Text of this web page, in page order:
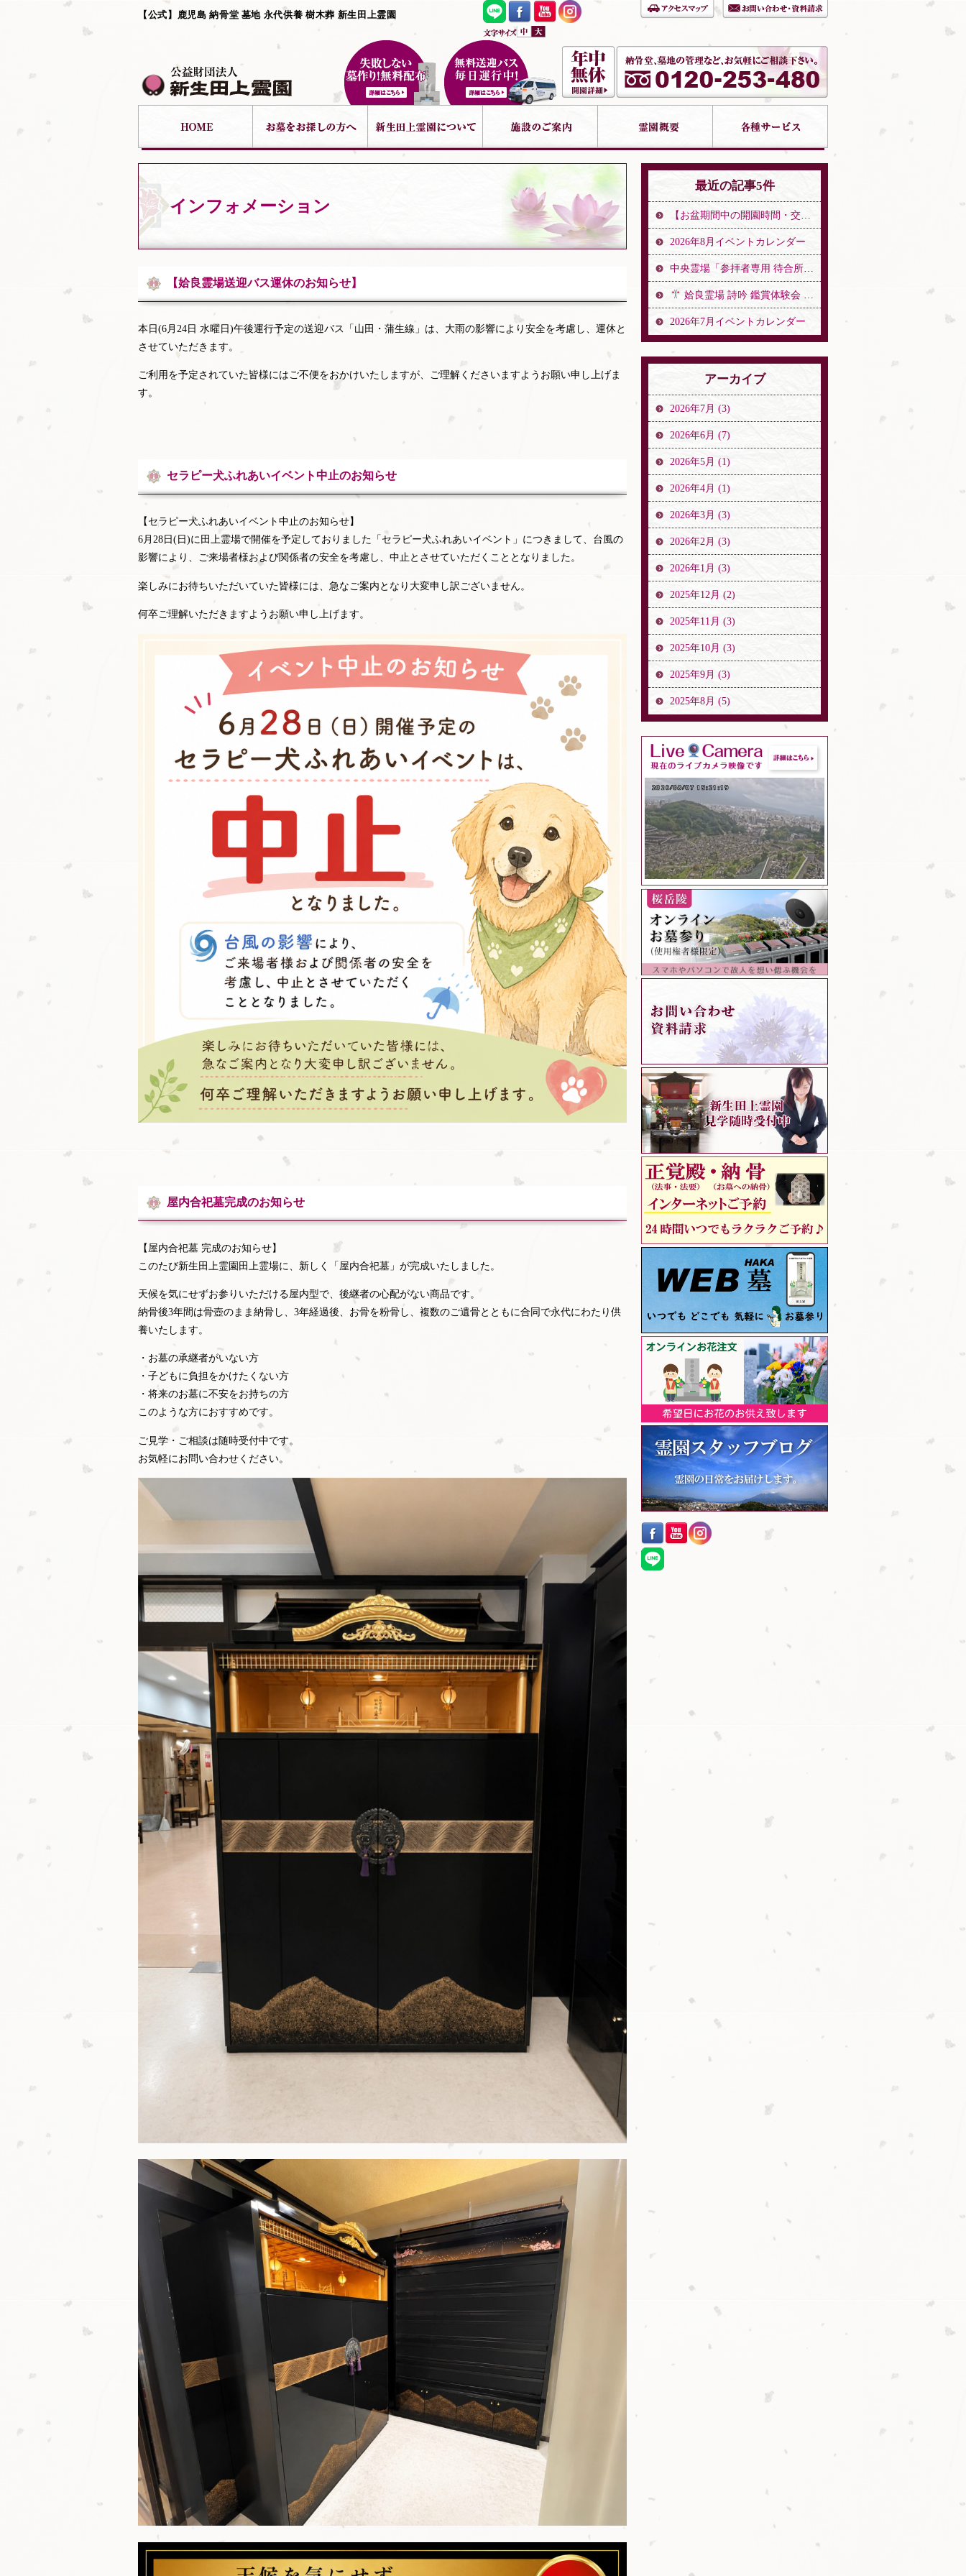
【公式】鹿児島 納骨堂 墓地 永代供養 樹木葬 新生田上霊園
インフォメーション
【姶良霊場送迎バス運休のお知らせ】
本日(6月24日 水曜日)午後運行予定の送迎バス「山田・蒲生線」は、大雨の影響により安全を考慮し、運休と
させていただきます。
ご利用を予定されていた皆様にはご不便をおかけいたしますが、ご理解くださいますようお願い申し上げま
す。
セラピー犬ふれあいイベント中止のお知らせ
【セラピー犬ふれあいイベント中止のお知らせ】
6月28日(日)に田上霊場で開催を予定しておりました「セラピー犬ふれあいイベント」につきまして、台風の
影響により、ご来場者様および関係者の安全を考慮し、中止とさせていただくこととなりました。
楽しみにお待ちいただいていた皆様には、急なご案内となり大変申し訳ございません。
何卒ご理解いただきますようお願い申し上げます。
屋内合祀墓完成のお知らせ
【屋内合祀墓 完成のお知らせ】
このたび新生田上霊園田上霊場に、新しく「屋内合祀墓」が完成いたしました。
天候を気にせずお参りいただける屋内型で、後継者の心配がない商品です。
納骨後3年間は骨壺のまま納骨し、3年経過後、お骨を粉骨し、複数のご遺骨とともに合同で永代にわたり供
養いたします。
・お墓の承継者がいない方
・子どもに負担をかけたくない方
・将来のお墓に不安をお持ちの方
このような方におすすめです。
ご見学・ご相談は随時受付中です。
お気軽にお問い合わせください。
最近の記事5件
【お盆期間中の開園時間・交通誘導警備のお知らせ】
2026年8月イベントカレンダー
中央霊場「参拝者専用 待合所」開設のお知らせ
姶良霊場 詩吟 鑑賞体験会 開催
2026年7月イベントカレンダー
アーカイブ
2026年7月 (3)
2026年6月 (7)
2026年5月 (1)
2026年4月 (1)
2026年3月 (3)
2026年2月 (3)
2026年1月 (3)
2025年12月 (2)
2025年11月 (3)
2025年10月 (3)
2025年9月 (3)
2025年8月 (5)